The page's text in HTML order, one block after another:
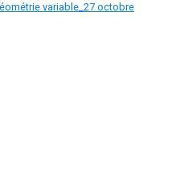
variable_27 octobre